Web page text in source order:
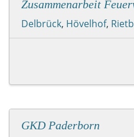
Zusammenarbeit
Delbrück, Hövelhof,
GKD Paderborn